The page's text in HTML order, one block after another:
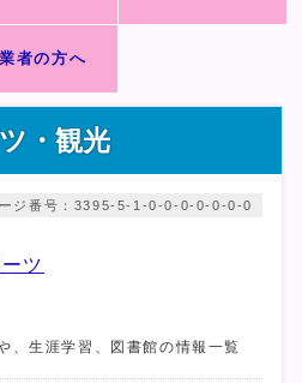
者の方へ
・観光
ジ番号：3395-5-1-0-0-0-0-0-0-0
ツ
、生涯学習、図書館の情報一覧